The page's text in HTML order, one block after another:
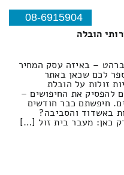
08-6915904
הובלה
– באיזה עסק המחיר
לכם שכאן באתר
זולות על הובלת
להפסיק את החיפושים –
חיפשתם כבר חודשים
באשדוד והסביבה?
כאן: מעבר בית זול […]